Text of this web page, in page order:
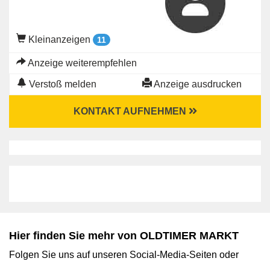
Kleinanzeigen 11
Anzeige weiterempfehlen
Verstoß melden Anzeige ausdrucken
KONTAKT AUFNEHMEN
Hier finden Sie mehr von OLDTIMER MARKT
Folgen Sie uns auf unseren Social-Media-Seiten oder